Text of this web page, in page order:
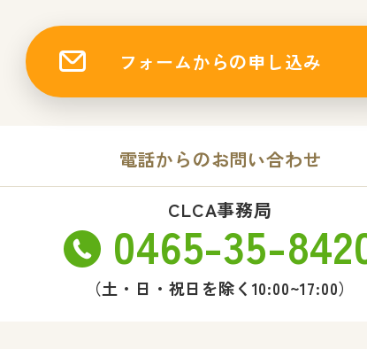
フォームからの申し込み
電話からのお問い合わせ
CLCA事務局
0465-35-
（土・日・祝日を除く10:00~17:00）